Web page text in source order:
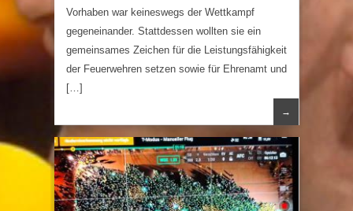
Vorhaben war keineswegs der Wettkampf
gegeneinander. Stattdessen wollten sie ein
gemeinsames Zeichen für die Leistungsfähigkeit
der Feuerwehren setzen sowie für Ehrenamt und
[…]
→